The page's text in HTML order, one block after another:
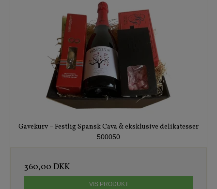
Gavekurv – Festlig Spansk Cava & eksklusive delikatesser
500050
360,00 DKK
VIS PRODUKT